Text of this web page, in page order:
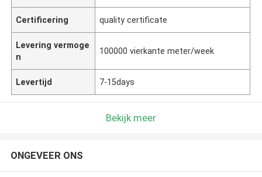
Certificering quality certificate
Levering vermoge
n
100000 vierkante meter/week
Levertijd 7-15days
Bekijk meer
ONGEVEER ONS